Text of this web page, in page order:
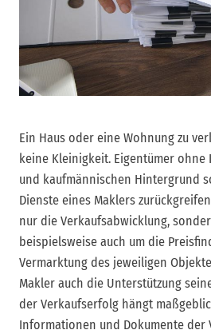
Ein Haus oder eine Wohnung zu
keine Kleinigkeit. Eigentümer
und kaufmännischen Hintergrund
Dienste eines Maklers
nur die Verkaufsabwicklung,
beispielsweise auch um die
Vermarktung des jeweiligen
Makler auch die Unterstützung
der Verkaufserfolg hängt
Informationen und Dokumente der